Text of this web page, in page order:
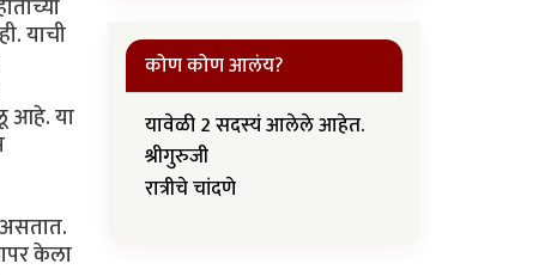
याची
आहे. या
केला
कोण कोण आलंय?
यावेळी 2 सदस्यं आलेले आहेत.
श्रीगुरुजी
रात्रीचे चांदणे